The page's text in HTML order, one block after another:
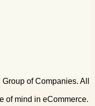
of Companies. All
of mind in eCommerce.